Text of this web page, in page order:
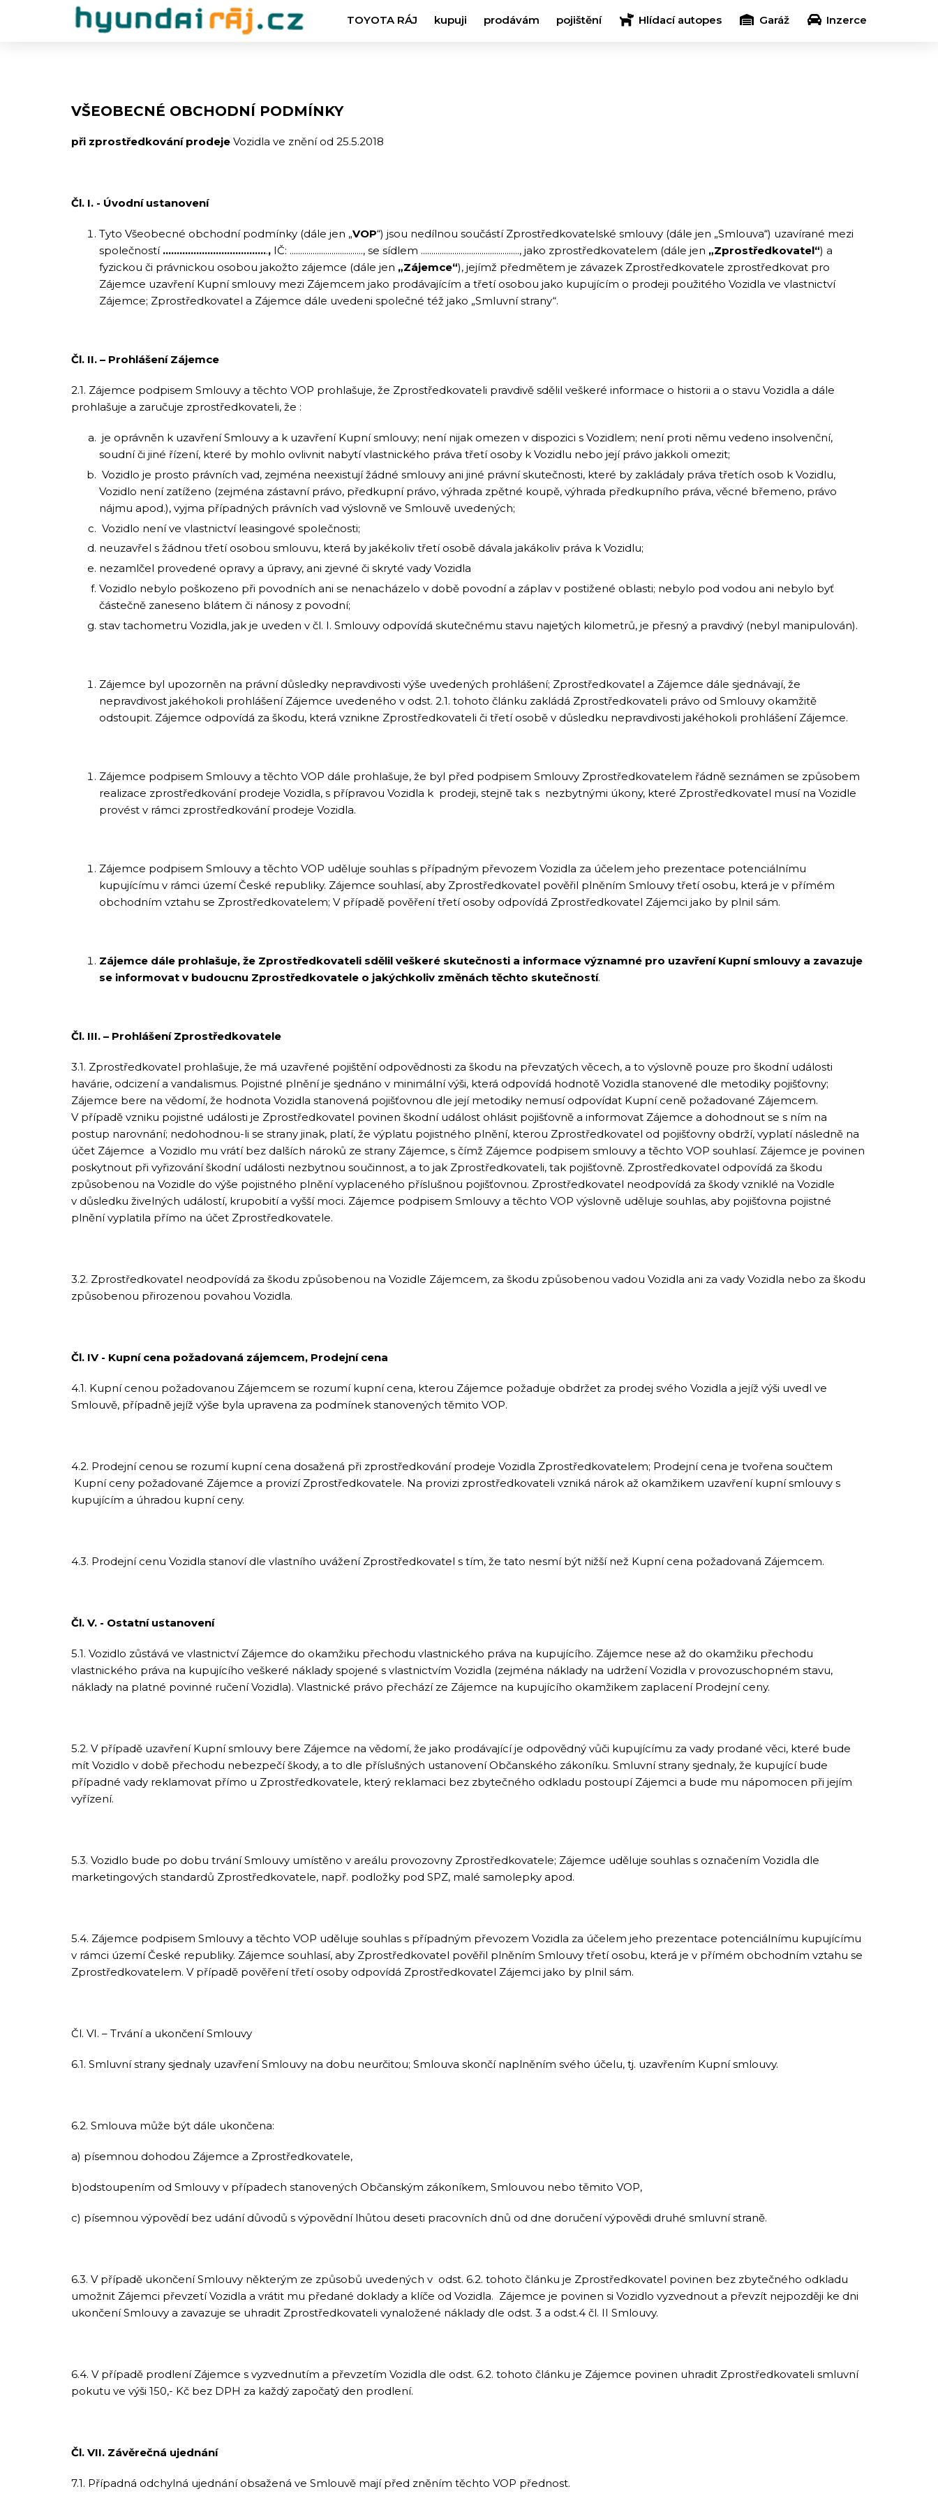
TOYOTA RÁJ kupuji prodávám pojištění Hlídací autopes Garáž Inzerce
VŠEOBECNÉ OBCHODNÍ PODMÍNKY
při zprostředkování prodeje Vozidla ve znění od 25.5.2018
Čl. I. - Úvodní ustanovení
Tyto Všeobecné obchodní podmínky (dále jen „VOP“) jsou nedílnou součástí Zprostředkovatelské smlouvy (dále jen „Smlouva“) uzavírané mezi
společností ......................................, IČ: ..................................., se sídlem ..............................................., jako zprostředkovatelem (dále jen „Zprostředkovatel“) a
fyzickou či právnickou osobou jakožto zájemce (dále jen „Zájemce“), jejímž předmětem je závazek Zprostředkovatele zprostředkovat pro
Zájemce uzavření Kupní smlouvy mezi Zájemcem jako prodávajícím a třetí osobou jako kupujícím o prodeji použitého Vozidla ve vlastnictví
Zájemce; Zprostředkovatel a Zájemce dále uvedeni společné též jako „Smluvní strany“.
Čl. II. – Prohlášení Zájemce
2.1. Zájemce podpisem Smlouvy a těchto VOP prohlašuje, že Zprostředkovateli pravdivě sdělil veškeré informace o historii a o stavu Vozidla a dále
prohlašuje a zaručuje zprostředkovateli, že :
je oprávněn k uzavření Smlouvy a k uzavření Kupní smlouvy; není nijak omezen v dispozici s Vozidlem; není proti němu vedeno insolvenční,
soudní či jiné řízení, které by mohlo ovlivnit nabytí vlastnického práva třetí osoby k Vozidlu nebo její právo jakkoli omezit;
Vozidlo je prosto právních vad, zejména neexistují žádné smlouvy ani jiné právní skutečnosti, které by zakládaly práva třetích osob k Vozidlu,
Vozidlo není zatíženo (zejména zástavní právo, předkupní právo, výhrada zpětné koupě, výhrada předkupního práva, věcné břemeno, právo
nájmu apod.), vyjma případných právních vad výslovně ve Smlouvě uvedených;
Vozidlo není ve vlastnictví leasingové společnosti;
neuzavřel s žádnou třetí osobou smlouvu, která by jakékoliv třetí osobě dávala jakákoliv práva k Vozidlu;
nezamlčel provedené opravy a úpravy, ani zjevné či skryté vady Vozidla
Vozidlo nebylo poškozeno při povodních ani se nenacházelo v době povodní a záplav v postižené oblasti; nebylo pod vodou ani nebylo byť
částečně zaneseno blátem či nánosy z povodní;
stav tachometru Vozidla, jak je uveden v čl. I. Smlouvy odpovídá skutečnému stavu najetých kilometrů, je přesný a pravdivý (nebyl manipulován).
Zájemce byl upozorněn na právní důsledky nepravdivosti výše uvedených prohlášení; Zprostředkovatel a Zájemce dále sjednávají, že
nepravdivost jakéhokoli prohlášení Zájemce uvedeného v odst. 2.1. tohoto článku zakládá Zprostředkovateli právo od Smlouvy okamžitě
odstoupit. Zájemce odpovídá za škodu, která vznikne Zprostředkovateli či třetí osobě v důsledku nepravdivosti jakéhokoli prohlášení Zájemce.
Zájemce podpisem Smlouvy a těchto VOP dále prohlašuje, že byl před podpisem Smlouvy Zprostředkovatelem řádně seznámen se způsobem
realizace zprostředkování prodeje Vozidla, s přípravou Vozidla k prodeji, stejně tak s nezbytnými úkony, které Zprostředkovatel musí na Vozidle
provést v rámci zprostředkování prodeje Vozidla.
Zájemce podpisem Smlouvy a těchto VOP uděluje souhlas s případným převozem Vozidla za účelem jeho prezentace potenciálnímu
kupujícímu v rámci území České republiky. Zájemce souhlasí, aby Zprostředkovatel pověřil plněním Smlouvy třetí osobu, která je v přímém
obchodním vztahu se Zprostředkovatelem; V případě pověření třetí osoby odpovídá Zprostředkovatel Zájemci jako by plnil sám.
Zájemce dále prohlašuje, že Zprostředkovateli sdělil veškeré skutečnosti a informace významné pro uzavření Kupní smlouvy a zavazuje
se informovat v budoucnu Zprostředkovatele o jakýchkoliv změnách těchto skutečností.
Čl. III. – Prohlášení Zprostředkovatele
3.1. Zprostředkovatel prohlašuje, že má uzavřené pojištění odpovědnosti za škodu na převzatých věcech, a to výslovně pouze pro škodní události
havárie, odcizení a vandalismus. Pojistné plnění je sjednáno v minimální výši, která odpovídá hodnotě Vozidla stanovené dle metodiky pojišťovny;
Zájemce bere na vědomí, že hodnota Vozidla stanovená pojišťovnou dle její metodiky nemusí odpovídat Kupní ceně požadované Zájemcem.
V případě vzniku pojistné události je Zprostředkovatel povinen škodní událost ohlásit pojišťovně a informovat Zájemce a dohodnout se s ním na
postup narovnání; nedohodnou-li se strany jinak, platí, že výplatu pojistného plnění, kterou Zprostředkovatel od pojišťovny obdrží, vyplatí následně na
účet Zájemce a Vozidlo mu vrátí bez dalších nároků ze strany Zájemce, s čímž Zájemce podpisem smlouvy a těchto VOP souhlasí. Zájemce je povinen
poskytnout při vyřizování škodní události nezbytnou součinnost, a to jak Zprostředkovateli, tak pojišťovně. Zprostředkovatel odpovídá za škodu
způsobenou na Vozidle do výše pojistného plnění vyplaceného příslušnou pojišťovnou. Zprostředkovatel neodpovídá za škody vzniklé na Vozidle
v důsledku živelných událostí, krupobití a vyšší moci. Zájemce podpisem Smlouvy a těchto VOP výslovně uděluje souhlas, aby pojišťovna pojistné
plnění vyplatila přímo na účet Zprostředkovatele.
3.2. Zprostředkovatel neodpovídá za škodu způsobenou na Vozidle Zájemcem, za škodu způsobenou vadou Vozidla ani za vady Vozidla nebo za škodu
způsobenou přirozenou povahou Vozidla.
Čl. IV - Kupní cena požadovaná zájemcem, Prodejní cena
4.1. Kupní cenou požadovanou Zájemcem se rozumí kupní cena, kterou Zájemce požaduje obdržet za prodej svého Vozidla a jejíž výši uvedl ve
Smlouvě, případně jejíž výše byla upravena za podmínek stanovených těmito VOP.
4.2. Prodejní cenou se rozumí kupní cena dosažená při zprostředkování prodeje Vozidla Zprostředkovatelem; Prodejní cena je tvořena součtem
Kupní ceny požadované Zájemce a provizí Zprostředkovatele. Na provizi zprostředkovateli vzniká nárok až okamžikem uzavření kupní smlouvy s
kupujícím a úhradou kupní ceny.
4.3. Prodejní cenu Vozidla stanoví dle vlastního uvážení Zprostředkovatel s tím, že tato nesmí být nižší než Kupní cena požadovaná Zájemcem.
Čl. V. - Ostatní ustanovení
5.1. Vozidlo zůstává ve vlastnictví Zájemce do okamžiku přechodu vlastnického práva na kupujícího. Zájemce nese až do okamžiku přechodu
vlastnického práva na kupujícího veškeré náklady spojené s vlastnictvím Vozidla (zejména náklady na udržení Vozidla v provozuschopném stavu,
náklady na platné povinné ručení Vozidla). Vlastnické právo přechází ze Zájemce na kupujícího okamžikem zaplacení Prodejní ceny.
5.2. V případě uzavření Kupní smlouvy bere Zájemce na vědomí, že jako prodávající je odpovědný vůči kupujícímu za vady prodané věci, které bude
mít Vozidlo v době přechodu nebezpečí škody, a to dle příslušných ustanovení Občanského zákoníku. Smluvní strany sjednaly, že kupující bude
případné vady reklamovat přímo u Zprostředkovatele, který reklamaci bez zbytečného odkladu postoupí Zájemci a bude mu nápomocen při jejím
vyřízení.
5.3. Vozidlo bude po dobu trvání Smlouvy umístěno v areálu provozovny Zprostředkovatele; Zájemce uděluje souhlas s označením Vozidla dle
marketingových standardů Zprostředkovatele, např. podložky pod SPZ, malé samolepky apod.
5.4. Zájemce podpisem Smlouvy a těchto VOP uděluje souhlas s případným převozem Vozidla za účelem jeho prezentace potenciálnímu kupujícímu
v rámci území České republiky. Zájemce souhlasí, aby Zprostředkovatel pověřil plněním Smlouvy třetí osobu, která je v přímém obchodním vztahu se
Zprostředkovatelem. V případě pověření třetí osoby odpovídá Zprostředkovatel Zájemci jako by plnil sám.
Čl. VI. – Trvání a ukončení Smlouvy
6.1. Smluvní strany sjednaly uzavření Smlouvy na dobu neurčitou; Smlouva skončí naplněním svého účelu, tj. uzavřením Kupní smlouvy.
6.2. Smlouva může být dále ukončena:
a) písemnou dohodou Zájemce a Zprostředkovatele,
b)odstoupením od Smlouvy v případech stanovených Občanským zákoníkem, Smlouvou nebo těmito VOP,
c) písemnou výpovědí bez udání důvodů s výpovědní lhůtou deseti pracovních dnů od dne doručení výpovědi druhé smluvní straně.
6.3. V případě ukončení Smlouvy některým ze způsobů uvedených v odst. 6.2. tohoto článku je Zprostředkovatel povinen bez zbytečného odkladu
umožnit Zájemci převzetí Vozidla a vrátit mu předané doklady a klíče od Vozidla. Zájemce je povinen si Vozidlo vyzvednout a převzít nejpozději ke dni
ukončení Smlouvy a zavazuje se uhradit Zprostředkovateli vynaložené náklady dle odst. 3 a odst.4 čl. II Smlouvy.
6.4. V případě prodlení Zájemce s vyzvednutím a převzetím Vozidla dle odst. 6.2. tohoto článku je Zájemce povinen uhradit Zprostředkovateli smluvní
pokutu ve výši 150,- Kč bez DPH za každý započatý den prodlení.
Čl. VII. Závěrečná ujednání
7.1. Případná odchylná ujednání obsažená ve Smlouvě mají před zněním těchto VOP přednost.